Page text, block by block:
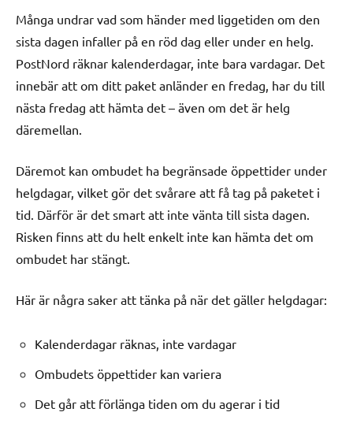
Många undrar vad som händer med liggetiden om den
sista dagen infaller på en röd dag eller under en helg.
PostNord räknar kalenderdagar, inte bara vardagar. Det
innebär att om ditt paket anländer en fredag, har du till
nästa fredag att hämta det – även om det är helg
däremellan.
Däremot kan ombudet ha begränsade öppettider under
helgdagar, vilket gör det svårare att få tag på paketet i
tid. Därför är det smart att inte vänta till sista dagen.
Risken finns att du helt enkelt inte kan hämta det om
ombudet har stängt.
Här är några saker att tänka på när det gäller helgdagar:
Kalenderdagar räknas, inte vardagar
Ombudets öppettider kan variera
Det går att förlänga tiden om du agerar i tid